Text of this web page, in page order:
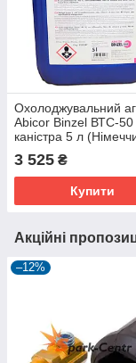
Охолоджувальний
Abicor Binzel ВТС-50
каністра 5 л
3 525 ₴
Купити
Акційні
–12%